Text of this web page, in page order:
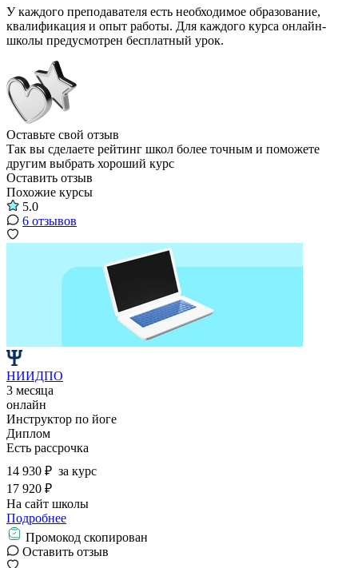
У каждого преподавателя есть необходимое образование,
квалификация и опыт работы. Для каждого курса онлайн-
школы предусмотрен бесплатный урок.
Оставьте свой отзыв
Так вы сделаете рейтинг школ более точным и поможете
другим выбрать хороший курс
Оставить отзыв
Похожие курсы
5.0
6 отзывов
НИИДПО
3 месяца
онлайн
Инструктор по йоге
Диплом
Есть рассрочка
14 930 ₽ за курс
17 920 ₽
На сайт школы
Подробнее
Промокод скопирован
Оставить отзыв